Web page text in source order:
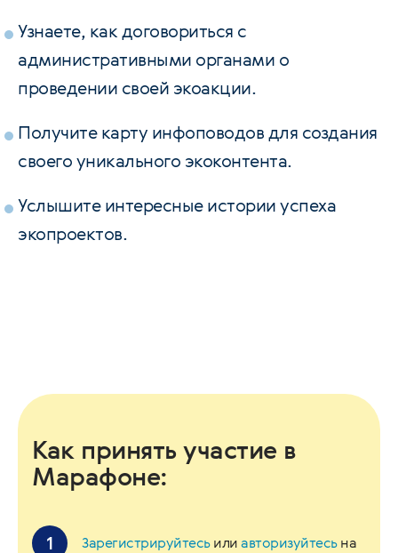
Узнаете, как договориться с
административными органами о
проведении своей экоакции.
Получите карту инфоповодов для создания
своего уникального экоконтента.
Услышите интересные истории успеха
экопроектов.
Как принять участие в
Марафоне:
Зарегистрируйтесьилиавторизуйтесьна